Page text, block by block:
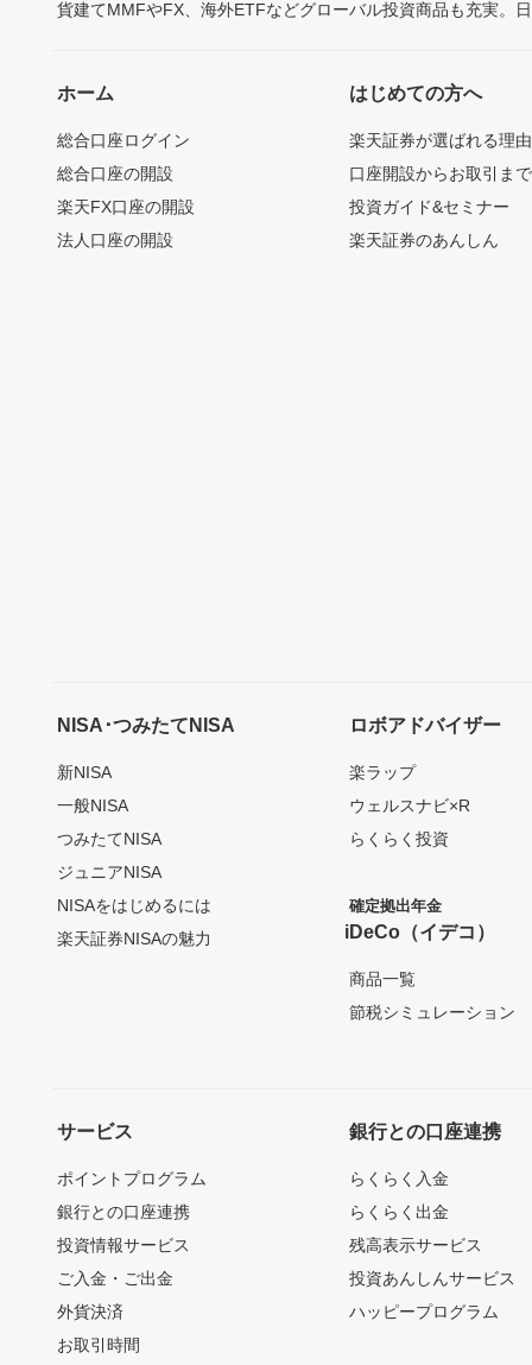
貨建てMMFやFX、海外ETFなどグローバル投資商品も充実。
ホーム
総合口座ログイン
総合口座の開設
楽天FX口座の開設
法人口座の開設
はじめての方へ
楽天証券が選ばれる理由
口座開設からお取引ま
投資ガイド&セミナー
楽天証券のあんしん
NISA･つみたてNISA
新NISA
一般NISA
つみたてNISA
ジュニアNISA
NISAをはじめるには
楽天証券NISAの魅力
ロボアドバイザー
楽ラップ
ウェルスナビ×R
らくらく投資
確定拠出年金
iDeCo（イデコ）
商品一覧
節税シミュレーション
サービス
ポイントプログラム
銀行との口座連携
投資情報サービス
ご入金・ご出金
外貨決済
お取引時間
銀行との口座連携
らくらく入金
らくらく出金
残高表示サービス
投資あんしんサービス
ハッピープログラム